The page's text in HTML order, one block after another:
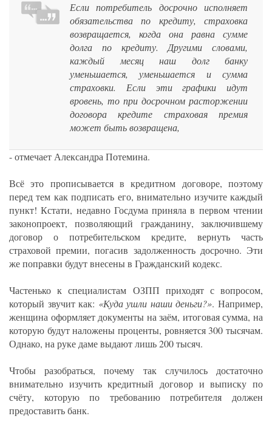
Если потребитель досрочно исполняет
обязательства по кредиту, страховка
возвращается, когда она равна сумме
долга по кредиту. Другими словами,
каждый месяц наш долг банку
уменьшается, уменьшается и сумма
страховки. Если эти графики идут
вровень, то при досрочном расторжении
договора кредите страховая премия
может быть возвращена,
- отмечает Александра Потемина.
Всё это прописывается в кредитном договоре, поэтому
перед тем как подписать его, внимательно изучите каждый
пункт! Кстати, недавно Госдума приняла в первом чтении
законопроект, позволяющий гражданину, заключившему
договор о потребительском кредите, вернуть часть
страховой премии, погасив задолженность досрочно. Эти
же поправки будут внесены в Гражданский кодекс.
Частенько к специалистам ОЗПП приходят с вопросом,
который звучит как: «Куда ушли наши деньги?». Например,
женщина оформляет документы на заём, итоговая сумма, на
которую будут наложены проценты, ровняется 300 тысячам.
Однако, на руке даме выдают лишь 200 тысяч.
Чтобы разобраться, почему так случилось достаточно
внимательно изучить кредитный договор и выписку по
счёту, которую по требованию потребителя должен
предоставить банк.